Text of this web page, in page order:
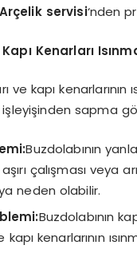
servisi‘nden
Kenarları
ve kapı
sapma
Buzdolabının
çalışması veya
neden olabilir.
Buzdolabının
kenarlarının